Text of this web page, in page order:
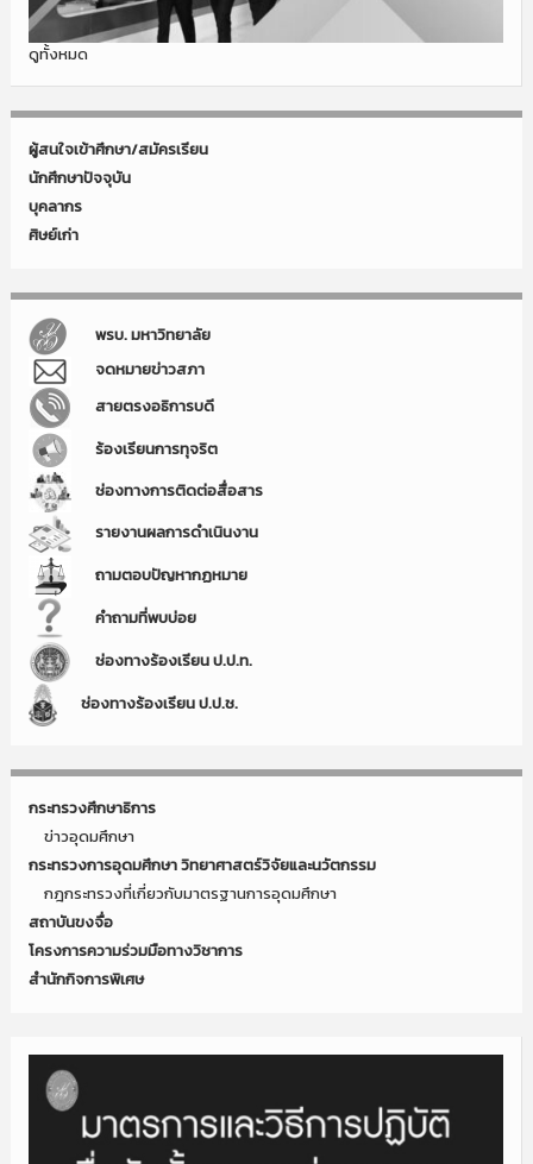
ดูทั้งหมด
ผู้สนใจเข้าศึกษา/สมัครเรียน
นักศึกษาปัจจุบัน
บุคลากร
ศิษย์เก่า
พรบ. มหาวิทยาลัย
จดหมายข่าวสภา
สายตรงอธิการบดี
ร้องเรียนการทุจริต
ช่องทางการติดต่อสื่อสาร
รายงานผลการดำเนินงาน
ถามตอบปัญหากฏหมาย
คำถามที่พบบ่อย
ช่องทางร้องเรียน ป.ป.ท.
ช่องทางร้องเรียน ป.ป.ช.
กระทรวงศึกษาธิการ
ข่าวอุดมศึกษา
กระทรวงการอุดมศึกษา วิทยาศาสตร์วิจัยและนวัตกรรม
กฎกระทรวงที่เกี่ยวกับมาตรฐานการอุดมศึกษา
สถาบันขงจื่อ
โครงการความร่วมมือทางวิชาการ
สำนักกิจการพิเศษ